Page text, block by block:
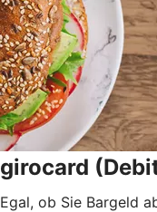
girocard
Egal, ob Sie Bargeld